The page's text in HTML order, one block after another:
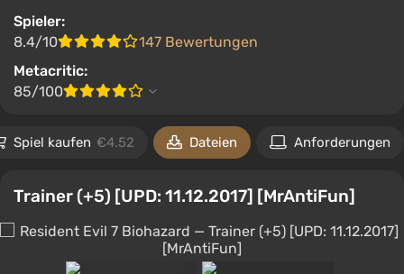
Spieler:
8.4/10
147 Bewertungen
Metacritic:
85/100
Spiel kaufen €4.52 Dateien Anforderungen
Trainer (+5) [UPD: 11.12.2017] [MrAntiFun]